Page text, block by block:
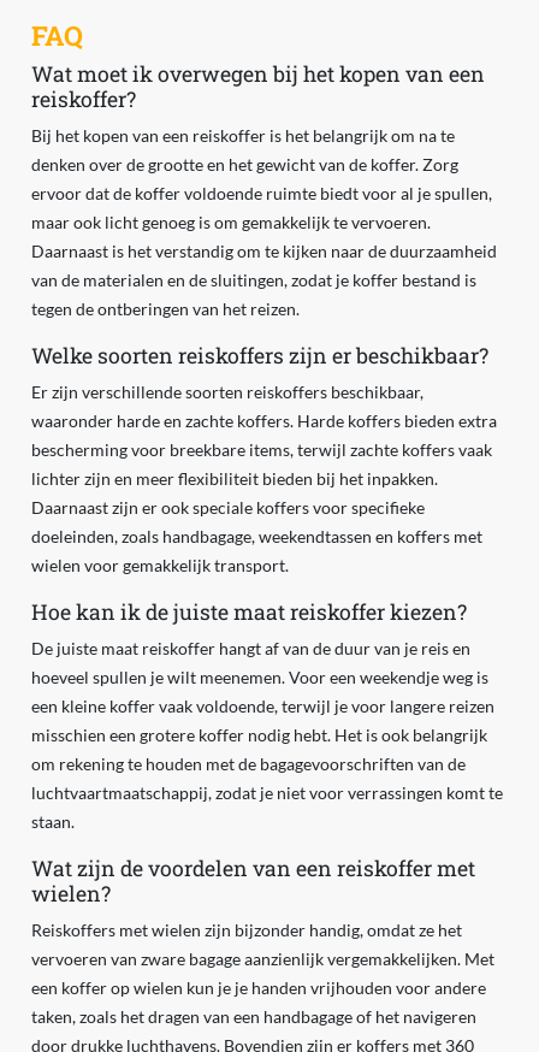
FAQ
Wat moet ik overwegen bij het kopen van een
reiskoffer?
Bij het kopen van een reiskoffer is het belangrijk om na te
denken over de grootte en het gewicht van de koffer. Zorg
ervoor dat de koffer voldoende ruimte biedt voor al je spullen,
maar ook licht genoeg is om gemakkelijk te vervoeren.
Daarnaast is het verstandig om te kijken naar de duurzaamheid
van de materialen en de sluitingen, zodat je koffer bestand is
tegen de ontberingen van het reizen.
Welke soorten reiskoffers zijn er beschikbaar?
Er zijn verschillende soorten reiskoffers beschikbaar,
waaronder harde en zachte koffers. Harde koffers bieden extra
bescherming voor breekbare items, terwijl zachte koffers vaak
lichter zijn en meer flexibiliteit bieden bij het inpakken.
Daarnaast zijn er ook speciale koffers voor specifieke
doeleinden, zoals handbagage, weekendtassen en koffers met
wielen voor gemakkelijk transport.
Hoe kan ik de juiste maat reiskoffer kiezen?
De juiste maat reiskoffer hangt af van de duur van je reis en
hoeveel spullen je wilt meenemen. Voor een weekendje weg is
een kleine koffer vaak voldoende, terwijl je voor langere reizen
misschien een grotere koffer nodig hebt. Het is ook belangrijk
om rekening te houden met de bagagevoorschriften van de
luchtvaartmaatschappij, zodat je niet voor verrassingen komt te
staan.
Wat zijn de voordelen van een reiskoffer met
wielen?
Reiskoffers met wielen zijn bijzonder handig, omdat ze het
vervoeren van zware bagage aanzienlijk vergemakkelijken. Met
een koffer op wielen kun je je handen vrijhouden voor andere
taken, zoals het dragen van een handbagage of het navigeren
door drukke luchthavens. Bovendien zijn er koffers met 360